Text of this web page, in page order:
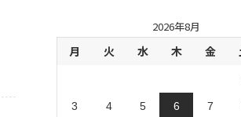
2026年8月
月 火 水 木 金
3 4 5 6 7